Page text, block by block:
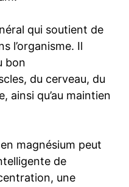
qui soutient de
l’organisme. Il
bon
du cerveau, du
ainsi qu’au maintien
magnésium peut
de
une